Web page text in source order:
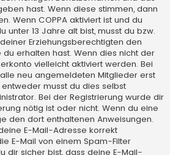
hast. Wenn diese stimmen, dann
Wenn COPPA aktiviert ist und du
unter 13 Jahre alt bist, musst du bzw.
Erziehungsberechtigten den
erhalten hast. Wenn dies nicht der
vielleicht aktiviert werden. Bei
neu angemeldeten Mitglieder erst
musst du dies selbst
Bei der Registrierung wurde dir
nötig ist oder nicht. Wenn du eine
den dort enthaltenen Anweisungen.
E-Mail-Adresse korrekt
E-Mail von einem Spam-Filter
dir sicher bist, dass deine E-Mail-